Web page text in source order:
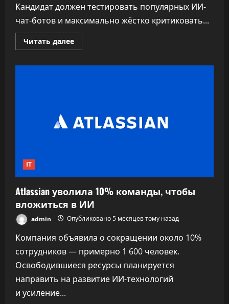
Кандидат должен тестировать популярных ИИ-
чат-ботов и максимально жёстко критиковать...
Читать далееПрочитать
больше
не нужен
IT
Atlassian уволила 10% команды, чтобы
вложиться в ИИ
admin Опубликовано 5 месяцев тому назад
Компания объявила о сокращении около 10%
сотрудников — примерно 1 600 человек.
Освободившиеся ресурсы планируется
направить на развитие ИИ-технологий
и усиление...